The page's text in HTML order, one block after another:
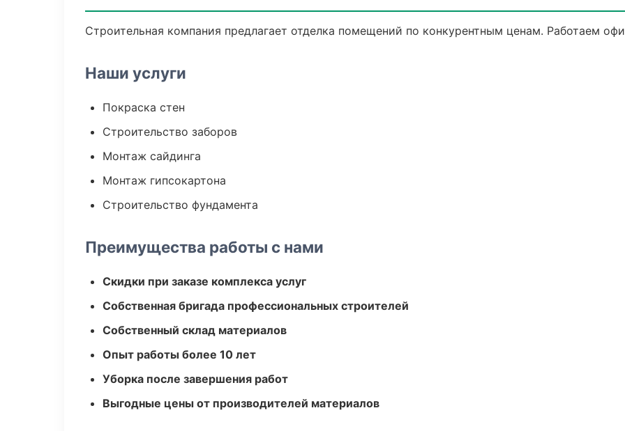
Строительная компания предлагает отделка помещений по конкурентным ценам. Работаем
Наши услуги
Покраска стен
Строительство заборов
Монтаж сайдинга
Монтаж гипсокартона
Строительство фундамента
Преимущества работы с нами
Скидки при заказе комплекса услуг
Собственная бригада профессиональных строителей
Собственный склад материалов
Опыт работы более 10 лет
Уборка после завершения работ
Выгодные цены от производителей материалов